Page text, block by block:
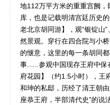
地112万平方米的重重宫阙
库，也是记载明清宫廷历史
老北京胡同游】，观“银锭山
然景观。穿行在四合院与小
的惬意，这里的每一条胡同
事......参观中国现存王府中
府花园】（约1.5小时），王
和珅的私邸，历经了清王朝
座恭王府，半部清代史”的说法